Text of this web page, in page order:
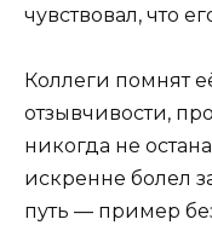
чувствовал, что
Коллеги помнят
отзывчивости,
никогда не
искренне болел
путь — пример